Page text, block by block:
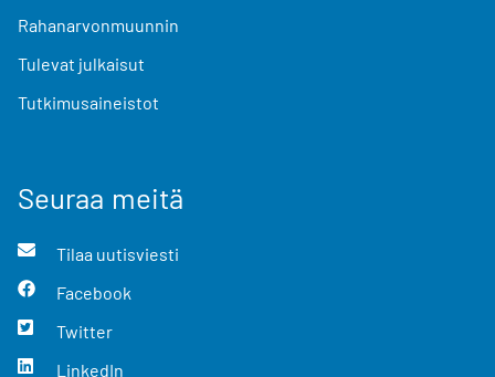
Rahanarvonmuunnin
Tulevat julkaisut
Tutkimusaineistot
Seuraa meitä
Tilaa uutisviesti
Facebook
Twitter
LinkedIn